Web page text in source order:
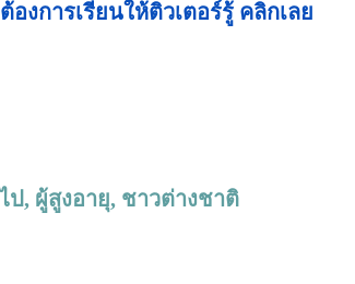
องการเรียนให้ติวเตอร์รู้ คลิกเลย
, ผู้สูงอายุ, ชาวต่างชาติ